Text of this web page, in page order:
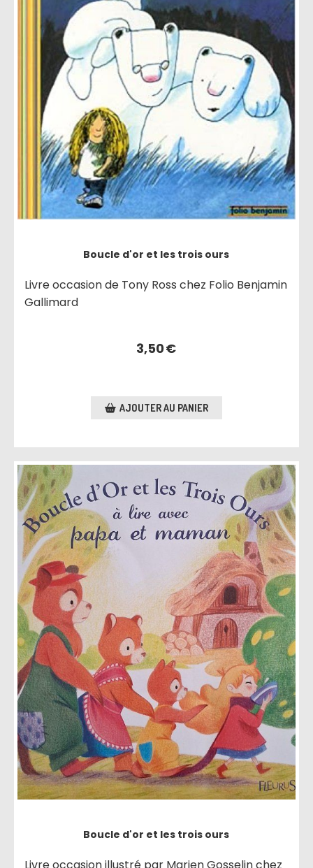
Boucle d'or et les trois ours
Livre occasion de Tony Ross chez Folio Benjamin
Gallimard
3,50€
AJOUTER AU PANIER
Boucle d'or et les trois ours